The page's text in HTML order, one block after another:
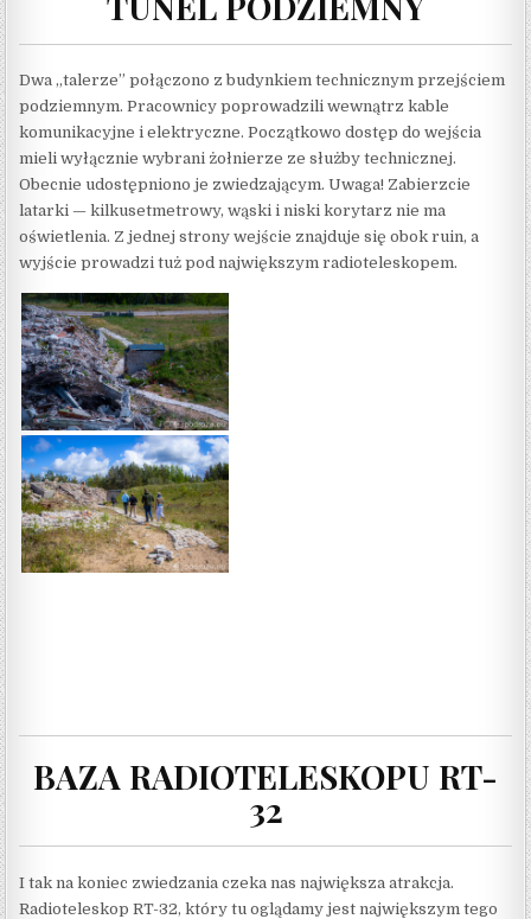
Dwa „talerze” połączono z budynkiem technicznym przejściem
podziemnym. Pracownicy poprowadzili wewnątrz kable
komunikacyjne i elektryczne. Początkowo dostęp do wejścia
mieli wyłącznie wybrani żołnierze ze służby technicznej.
Obecnie udostępniono je zwiedzającym. Uwaga! Zabierzcie
latarki — kilkusetmetrowy, wąski i niski korytarz nie ma
oświetlenia. Z jednej strony wejście znajduje się obok ruin, a
wyjście prowadzi tuż pod największym radioteleskopem.
BAZA RADIOTELESKOPU RT-
32
I tak na koniec zwiedzania czeka nas największa atrakcja.
Radioteleskop RT-32, który tu oglądamy jest największym tego